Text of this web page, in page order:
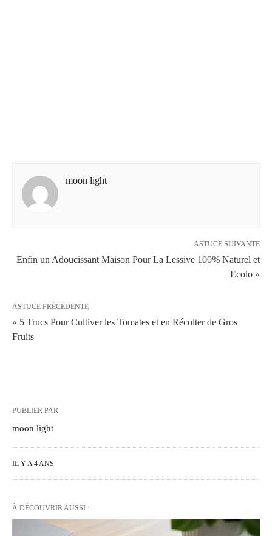
moon light
ASTUCE SUIVANTE
Enfin un Adoucissant Maison Pour La Lessive 100% Naturel et
Ecolo »
ASTUCE PRÉCÉDENTE
« 5 Trucs Pour Cultiver les Tomates et en Récolter de Gros
Fruits
PUBLIER PAR
moon light
IL Y A 4 ANS
À DÉCOUVRIR AUSSI :